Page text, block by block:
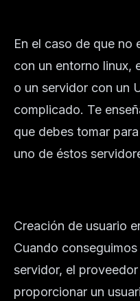
En el caso de que no
con un entorno linux,
o un servidor con un
complicado. Te
que debes tomar
uno de éstos
Creación de usuario
Cuando
servidor, el
proporcionar un